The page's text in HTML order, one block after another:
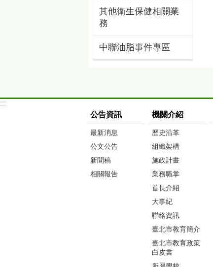
其他衛生保健相關業
務
中聯油脂事件專區
:::
公告資訊
最新消息
公文公告
新聞稿
相關報告
機關介紹
歷史沿革
組織架構
施政計畫
業務職掌
首長介紹
大事紀
聯絡資訊
臺北市教育簡介
臺北市教育政策
白皮書